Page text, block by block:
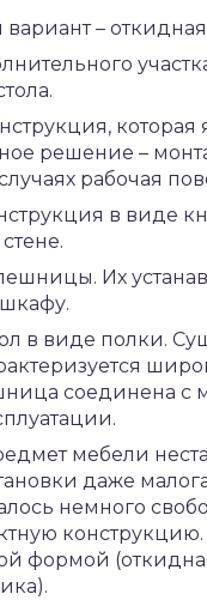
–
решение –
рабочая
в виде
Их
в виде полки.
соединена
мебели
даже
немного
конструкцию.
формой